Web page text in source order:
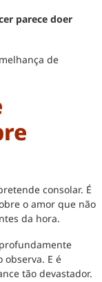
parece doer
de
consolar. É
o amor que não
da hora.
E é
tão devastador.